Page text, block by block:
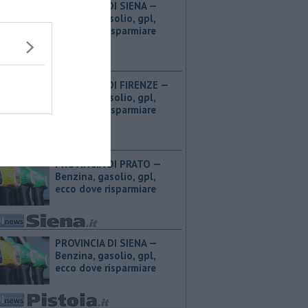
PROVINCIA DI SIENA — ​
Benzina, gasolio, gpl,
ecco dove risparmiare
PROVINCIA DI FIRENZE — ​
Benzina, gasolio, gpl,
ecco dove risparmiare
PROVINCIA DI PRATO — ​
Benzina, gasolio, gpl,
ecco dove risparmiare
PROVINCIA DI SIENA — ​
Benzina, gasolio, gpl,
ecco dove risparmiare